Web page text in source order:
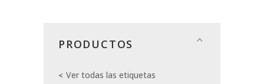
PRODUCTOS
Ver todas las etiquetas